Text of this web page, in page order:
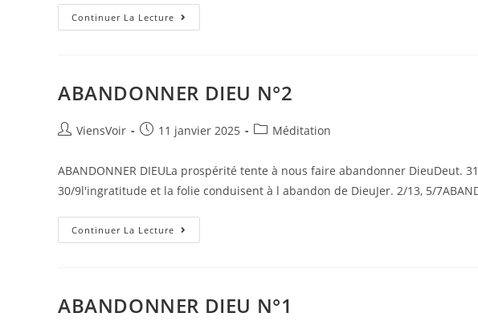
Continuer La Lecture
ABANDONNER DIEU N°2
ViensVoir 11 janvier 2025 Méditation
ABANDONNER DIEULa prospérité tente à nous faire abandonner DieuDeut.
30/9l'ingratitude et la folie conduisent à l abandon de DieuJer. 2/13, 5/
Continuer La Lecture
ABANDONNER DIEU N°1